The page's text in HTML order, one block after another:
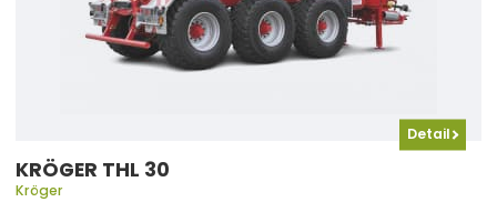
Detail
KRÖGER THL 30
Kröger